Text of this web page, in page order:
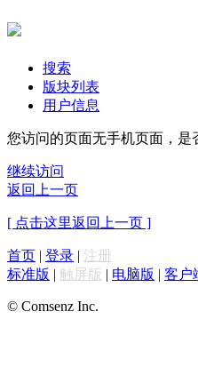
搜索
版块列表
用户信息
您访问的页面无手机页面，是
继续访问
返回上一页
[ 点击这里返回上一页 ]
首页 | 登录 | 注册
标准版 | 触屏版 | 电脑版 | 客户
© Comsenz Inc.